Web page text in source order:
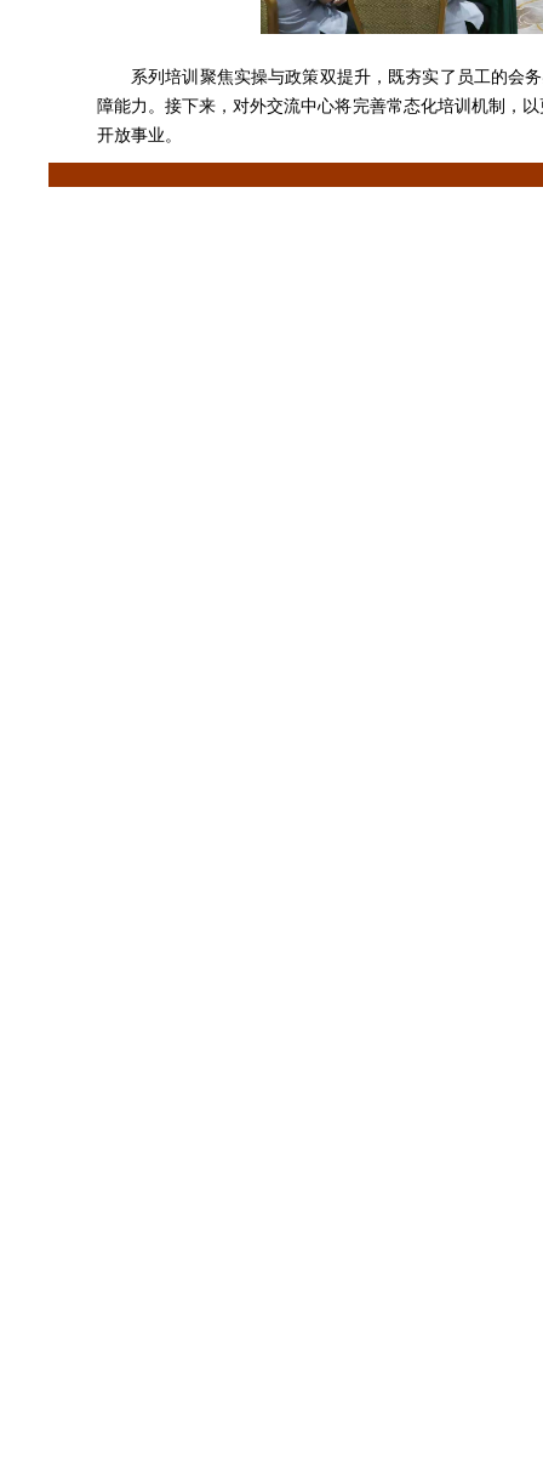
系列培训聚焦实操与政策双提升，既夯实了员工的会
障能力。接下来，对外交流中心将完善常态化培训机制，
开放事业。